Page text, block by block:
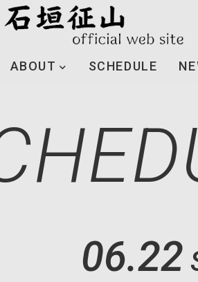
ABOUT SCHEDULE
06.22